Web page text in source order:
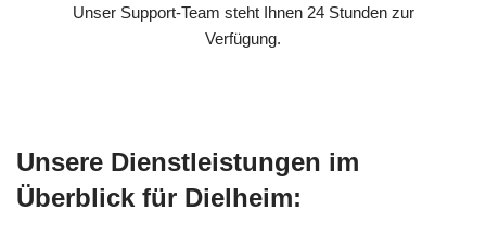
Unser Support-Team steht Ihnen 24 Stunden zur
Verfügung.
Unsere Dienstleistungen im
Überblick für Dielheim: